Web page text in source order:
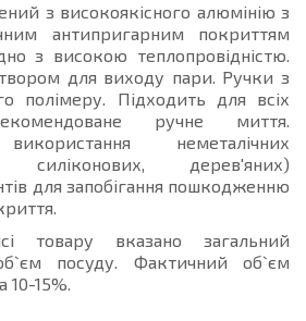
з високоякісного алюмінію з
антипригарним покриттям
з високою теплопровідністю.
для виходу пари. Ручки з
полімеру. Підходить для всіх
ручне миття.
неметалічних
силіконових, дерев'яних)
для запобігання пошкодженню
товару вказано загальний
посуду. Фактичний об`єм
15%.